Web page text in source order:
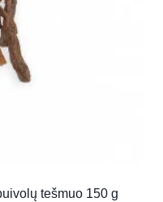
tešmuo 150 g